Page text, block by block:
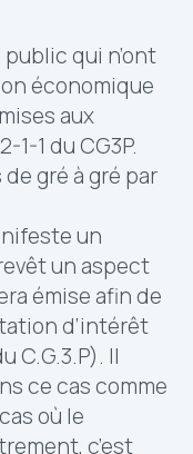
qui n’ont
économique
aux
1-1 du CG3P.
gré à gré par
un
un aspect
émise afin de
d’intérêt
C.G.3.P). Il
ce cas comme
où le
c’est